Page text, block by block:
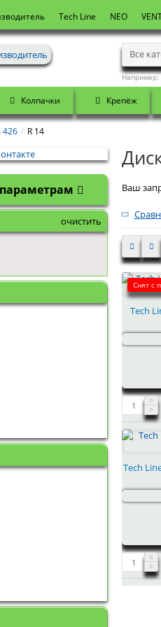
Tech Line NEO
Все
Например:
Колпачки Крепёж
426 R 14
очистить
Ваш
Снят с
Tech
Tech